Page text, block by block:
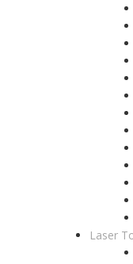
Laser